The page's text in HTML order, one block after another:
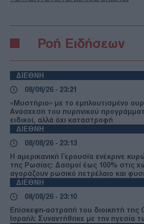
Ροή Ειδήσεων
ΔΙΕΘΝΗ
08/08/26 - 23:21
«Μυστήριο» με το εμπλουτισμένο
Ανάσχεση του πυρηνικού
ειδικοί, αλλά όχι καταστροφή
ΔΙΕΘΝΗ
08/08/26 - 23:13
Η αμερικανική Γερουσία ενέκρινε
της Ρωσίας: Δασμοί έως 100% στις
αγοράζουν ρωσικό πετρέλαιο και
ΔΙΕΘΝΗ
08/08/26 - 23:10
Επίσκεψη-αστραπή του διοικητή της
Ισραήλ: Συναντήθηκε με την ηγεσία